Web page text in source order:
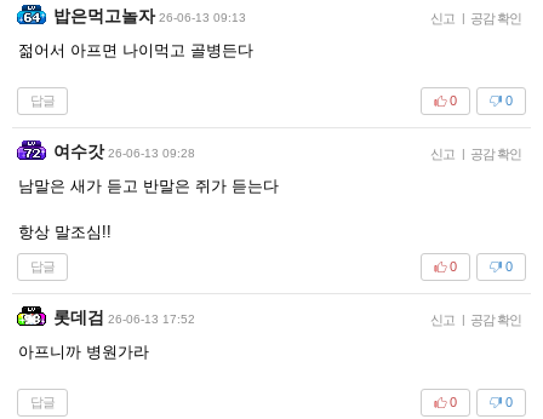
밥은먹고놀자 26-06-13 09:13 신고 | 공감 확인
젊어서 아프면 나이먹고 골병든다
답글 0
0
여수갓 26-06-13 09:28 신고 | 공감 확인
남말은 새가 듣고 반말은 쥐가 듣는다
항상 말조심!!
답글 0
0
롯데검 26-06-13 17:52 신고 | 공감 확인
아프니까 병원가라
답글 0
0